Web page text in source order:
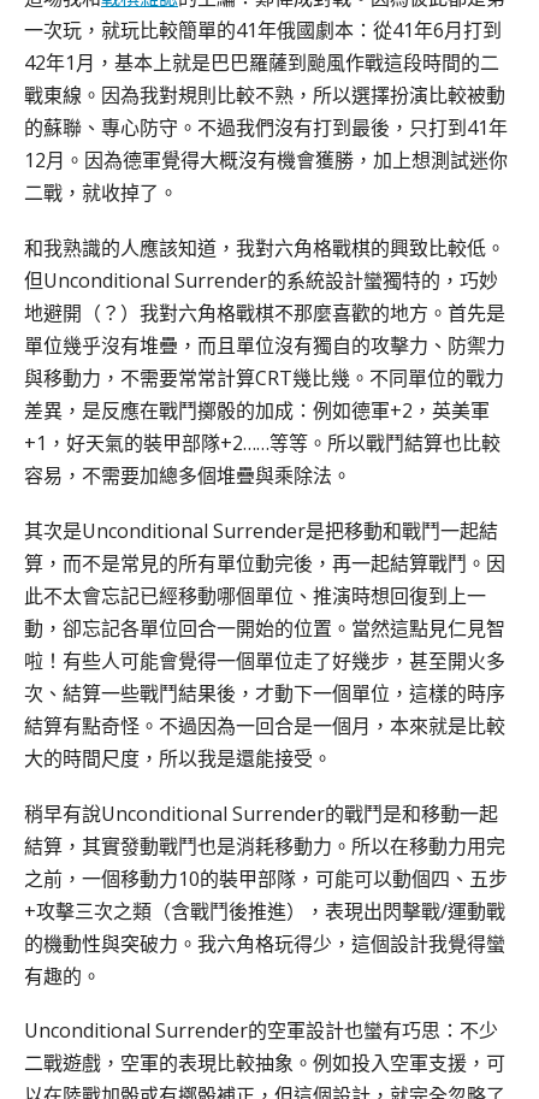
一次玩，就玩比較簡單的41年俄國劇本：從41年6月打到
42年1月，基本上就是巴巴羅薩到颱風作戰這段時間的二
戰東線。因為我對規則比較不熟，所以選擇扮演比較被動
的蘇聯、專心防守。不過我們沒有打到最後，只打到41年
12月。因為德軍覺得大概沒有機會獲勝，加上想測試迷你
二戰，就收掉了。
和我熟識的人應該知道，我對六角格戰棋的興致比較低。
但Unconditional Surrender的系統設計蠻獨特的，巧妙
地避開（？）我對六角格戰棋不那麼喜歡的地方。首先是
單位幾乎沒有堆疊，而且單位沒有獨自的攻擊力、防禦力
與移動力，不需要常常計算CRT幾比幾。不同單位的戰力
差異，是反應在戰鬥擲骰的加成：例如德軍+2，英美軍
+1，好天氣的裝甲部隊+2……等等。所以戰鬥結算也比較
容易，不需要加總多個堆疊與乘除法。
其次是Unconditional Surrender是把移動和戰鬥一起結
算，而不是常見的所有單位動完後，再一起結算戰鬥。因
此不太會忘記已經移動哪個單位、推演時想回復到上一
動，卻忘記各單位回合一開始的位置。當然這點見仁見智
啦！有些人可能會覺得一個單位走了好幾步，甚至開火多
次、結算一些戰鬥結果後，才動下一個單位，這樣的時序
結算有點奇怪。不過因為一回合是一個月，本來就是比較
大的時間尺度，所以我是還能接受。
稍早有說Unconditional Surrender的戰鬥是和移動一起
結算，其實發動戰鬥也是消耗移動力。所以在移動力用完
之前，一個移動力10的裝甲部隊，可能可以動個四、五步
+攻擊三次之類（含戰鬥後推進），表現出閃擊戰/運動戰
的機動性與突破力。我六角格玩得少，這個設計我覺得蠻
有趣的。
Unconditional Surrender的空軍設計也蠻有巧思：不少
二戰遊戲，空軍的表現比較抽象。例如投入空軍支援，可